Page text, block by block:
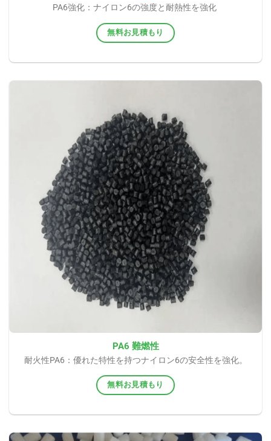
PA6強化：ナイロン6の強度と耐熱性を強化
無料お見積もり
PA6 難燃性
耐火性PA6：優れた特性を持つナイロン6の安全性を強化。
無料お見積もり